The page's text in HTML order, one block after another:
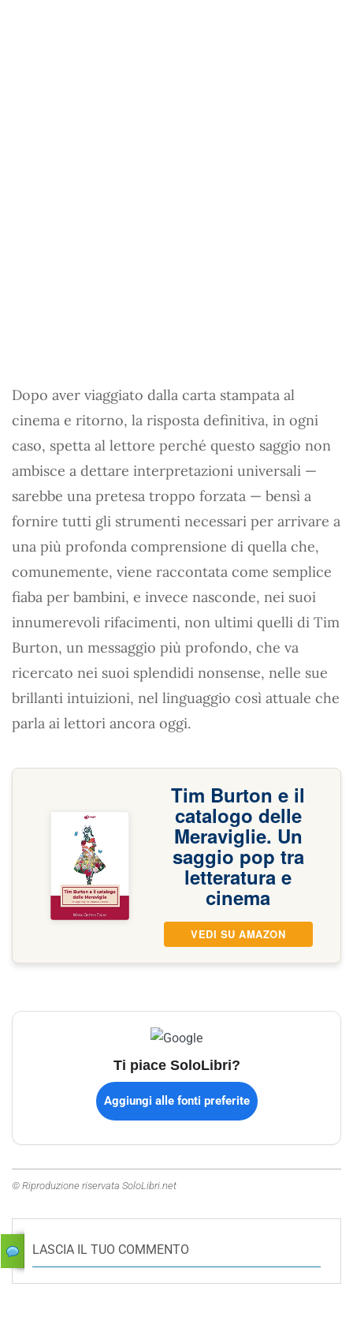
Dopo aver viaggiato dalla carta stampata al
cinema e ritorno, la risposta definitiva, in ogni
caso, spetta al lettore perché questo saggio non
ambisce a dettare interpretazioni universali —
sarebbe una pretesa troppo forzata — bensì a
fornire tutti gli strumenti necessari per arrivare a
una più profonda comprensione di quella che,
comunemente, viene raccontata come semplice
fiaba per bambini, e invece nasconde, nei suoi
innumerevoli rifacimenti, non ultimi quelli di Tim
Burton, un messaggio più profondo, che va
ricercato nei suoi splendidi nonsense, nelle sue
brillanti intuizioni, nel linguaggio così attuale che
parla ai lettori ancora oggi.
Tim Burton e il
catalogo delle
Meraviglie. Un
saggio pop tra
letteratura e
cinema
VEDI SU AMAZON
Ti piace SoloLibri?
Aggiungi alle fonti preferite
© Riproduzione riservata SoloLibri.net
LASCIA IL TUO COMMENTO